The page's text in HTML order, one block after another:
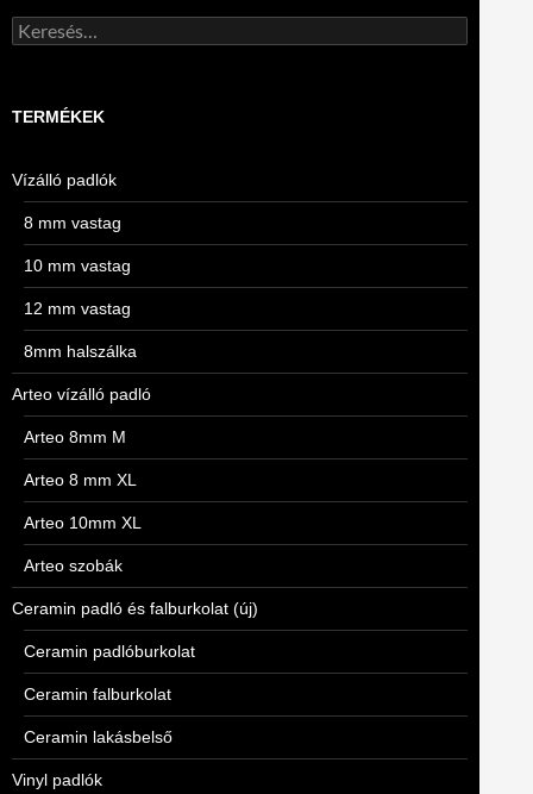
Keresés:
TERMÉKEK
Vízálló padlók
8 mm vastag
10 mm vastag
12 mm vastag
8mm halszálka
Arteo vízálló padló
Arteo 8mm M
Arteo 8 mm XL
Arteo 10mm XL
Arteo szobák
Ceramin padló és falburkolat (új)
Ceramin padlóburkolat
Ceramin falburkolat
Ceramin lakásbelső
Vinyl padlók